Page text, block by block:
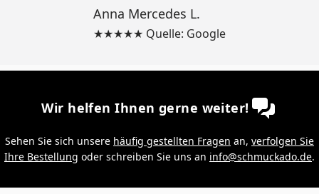
Anna Mercedes L.
★★★★★ Quelle: Google
Wir helfen Ihnen gerne weiter!
Sehen Sie sich unsere häufig gestellten Fragen an, verfolgen Sie
Ihre Bestellung oder schreiben Sie uns an info@schmuckado.de.